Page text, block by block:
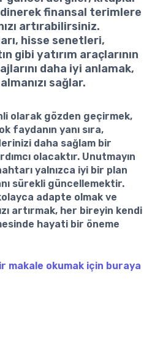
finansal terimlere
artırabilirsiniz.
hisse senetleri,
gibi yatırım araçlarının
daha iyi anlamak,
sağlar.
olarak gözden geçirmek,
faydanın yanı sıra,
daha sağlam bir
olacaktır. Unutmayın
yalnızca iyi bir plan
sürekli güncellemektir.
adapte olmak ve
artırmak, her bireyin kendi
hayati bir öneme
makale okumak için buraya